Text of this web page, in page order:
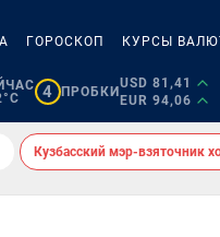
ГОРОСКОП КУРСЫ
4 ПРОБКИ
USD 81,41
EUR 94,06
Кузбасский мэр-взяточник